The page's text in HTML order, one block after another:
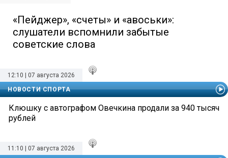
«Пейджер», «счеты» и «авоськи»:
слушатели вспомнили забытые
советские слова
12:10 | 07 августа 2026
НОВОСТИ СПОРТА
Клюшку с автографом Овечкина продали за 940 тысяч
рублей
11:10 | 07 августа 2026